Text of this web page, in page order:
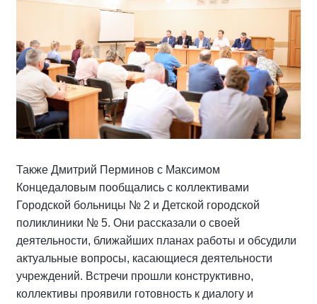
Также Дмитрий Перминов с Максимом
Концедаловым пообщались с коллективами
Городской больницы № 2 и Детской городской
поликлиники № 5. Они рассказали о своей
деятельности, ближайших планах работы и обсудили
актуальные вопросы, касающиеся деятельности
учреждений. Встречи прошли конструктивно,
коллективы проявили готовность к диалогу и